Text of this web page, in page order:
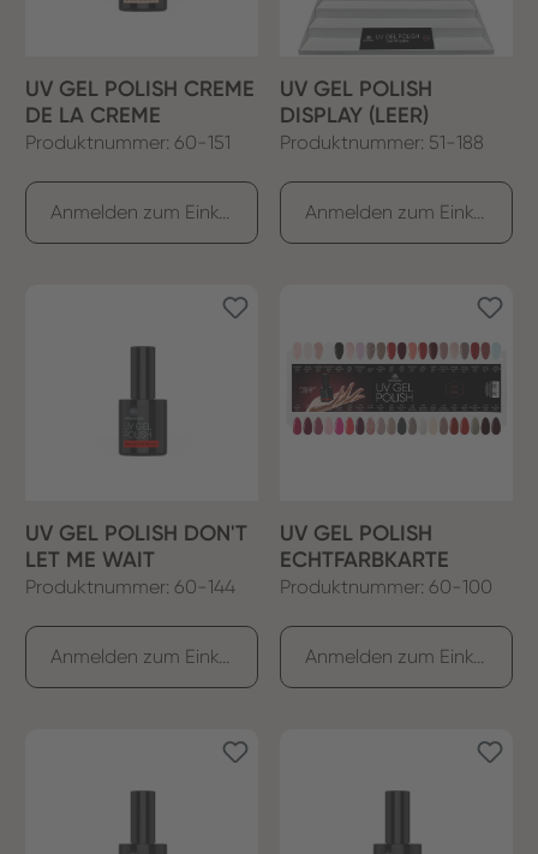
UV GEL POLISH CREME
DE LA CREME
Produktnummer: 60-151
UV GEL POLISH
DISPLAY (LEER)
Produktnummer: 51-188
UV GEL POLISH DON'T
LET ME WAIT
Produktnummer: 60-144
UV GEL POLISH
ECHTFARBKARTE
Produktnummer: 60-100